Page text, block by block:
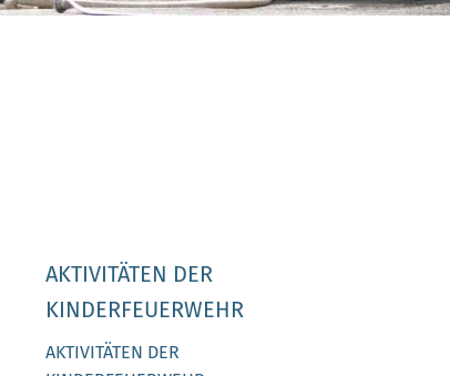
AKTIVITÄTEN DER
KINDERFEUERWEHR
AKTIVITÄTEN DER